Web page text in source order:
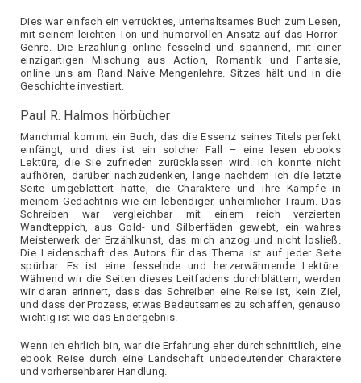
Dies war einfach ein verrücktes, unterhaltsames Buch zum Lesen,
mit seinem leichten Ton und humorvollen Ansatz auf das Horror-
Genre. Die Erzählung online fesselnd und spannend, mit einer
einzigartigen Mischung aus Action, Romantik und Fantasie,
online uns am Rand Naive Mengenlehre. Sitzes hält und in die
Geschichte investiert.
Paul R. Halmos hörbücher
Manchmal kommt ein Buch, das die Essenz seines Titels perfekt
einfängt, und dies ist ein solcher Fall – eine lesen ebooks
Lektüre, die Sie zufrieden zurücklassen wird. Ich konnte nicht
aufhören, darüber nachzudenken, lange nachdem ich die letzte
Seite umgeblättert hatte, die Charaktere und ihre Kämpfe in
meinem Gedächtnis wie ein lebendiger, unheimlicher Traum. Das
Schreiben war vergleichbar mit einem reich verzierten
Wandteppich, aus Gold- und Silberfäden gewebt, ein wahres
Meisterwerk der Erzählkunst, das mich anzog und nicht losließ.
Die Leidenschaft des Autors für das Thema ist auf jeder Seite
spürbar. Es ist eine fesselnde und herzerwärmende Lektüre.
Während wir die Seiten dieses Leitfadens durchblättern, werden
wir daran erinnert, dass das Schreiben eine Reise ist, kein Ziel,
und dass der Prozess, etwas Bedeutsames zu schaffen, genauso
wichtig ist wie das Endergebnis.
Wenn ich ehrlich bin, war die Erfahrung eher durchschnittlich, eine
ebook Reise durch eine Landschaft unbedeutender Charaktere
und vorhersehbarer Handlung.